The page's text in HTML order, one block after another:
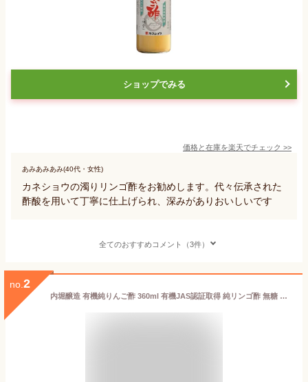
ショップでみる
価格と在庫を楽天でチェック >>
あみあみあみ(40代・女性)
カネショウの濁りリンゴ酢をお勧めします。代々伝承された
酢酸を用いて丁寧に仕上げられ、深みがありおいしいです
全てのおすすめコメント（3件）
no. 2
内堀醸造 有機純りんご酢 360ml 有機JAS認証取得 純リンゴ酢 無糖 お酢 りんご酢 りんご リンゴ酢 ジュース 希釈用